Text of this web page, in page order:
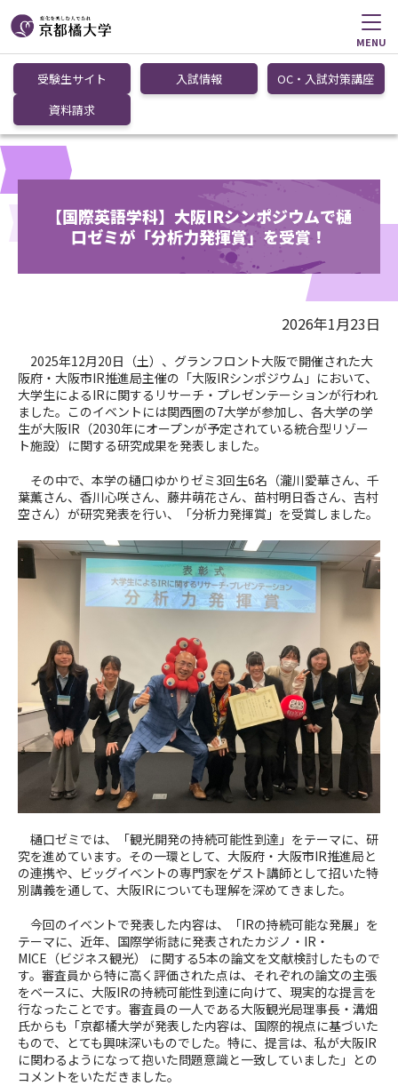
MENU
受験生サイト 入試情報
OC・入試対策講座
資料請求
【国際英語学科】大阪IRシンポジウムで樋
口ゼミが「分析力発揮賞」を受賞！
2026年1月23日
2025年12月20日（土）、グランフロント大阪で開催された大
阪府・大阪市IR推進局主催の「大阪IRシンポジウム」において、
大学生によるIRに関するリサーチ・プレゼンテーションが行われ
ました。このイベントには関西圏の7大学が参加し、各大学の学
生が大阪IR（2030年にオープンが予定されている統合型リゾー
ト施設）に関する研究成果を発表しました。
その中で、本学の樋口ゆかりゼミ3回生6名（瀧川愛華さん、千
葉薫さん、香川心咲さん、藤井萌花さん、苗村明日香さん、吉村
空さん）が研究発表を行い、「分析力発揮賞」を受賞しました。
樋口ゼミでは、「観光開発の持続可能性到達」をテーマに、研
究を進めています。その一環として、大阪府・大阪市IR推進局と
の連携や、ビッグイベントの専門家をゲスト講師として招いた特
別講義を通して、大阪IRについても理解を深めてきました。
今回のイベントで発表した内容は、「IRの持続可能な発展」を
テーマに、近年、国際学術誌に発表されたカジノ・IR・
MICE（ビジネス観光） に関する5本の論文を文献検討したもので
す。審査員から特に高く評価された点は、それぞれの論文の主張
をベースに、大阪IRの持続可能性到達に向けて、現実的な提言を
行なったことです。審査員の一人である大阪観光局理事長・溝畑
氏からも「京都橘大学が発表した内容は、国際的視点に基づいた
もので、とても興味深いものでした。特に、提言は、私が大阪IR
に関わるようになって抱いた問題意識と一致していました」との
コメントをいただきました。